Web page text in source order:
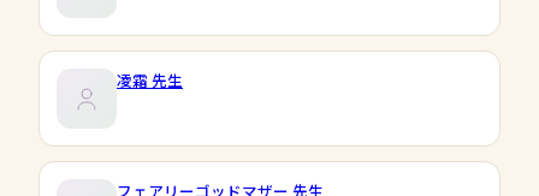
凌霜 先生
フェアリーゴッドマザー 先生